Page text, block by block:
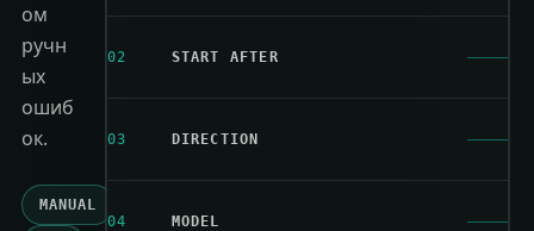
ом
ручн
ых
ошиб
ок.
MANUAL
02 START AFTER
03 DIRECTION
04 MODEL